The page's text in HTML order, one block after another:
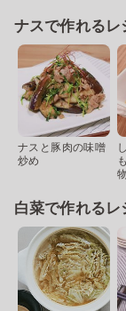
ナスで作れるレ
ナスと豚肉の味噌
炒め
物
白菜で作れるレ